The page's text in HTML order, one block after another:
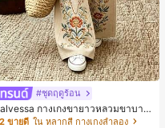
#ชุดฤดูร้อน
กางเกงขายาวหลวมขาบาน
ลองสำหรับผู้หญิง ปักลายดอกไม้ มีก
ขายดี ใน หลากสี กางเกงลำลอง